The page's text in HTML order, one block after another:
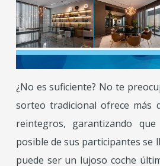
¿No es suficiente? No te
sorteo tradicional ofrece más
reintegros, garantizando
posible de sus participantes se
puede ser un lujoso coche